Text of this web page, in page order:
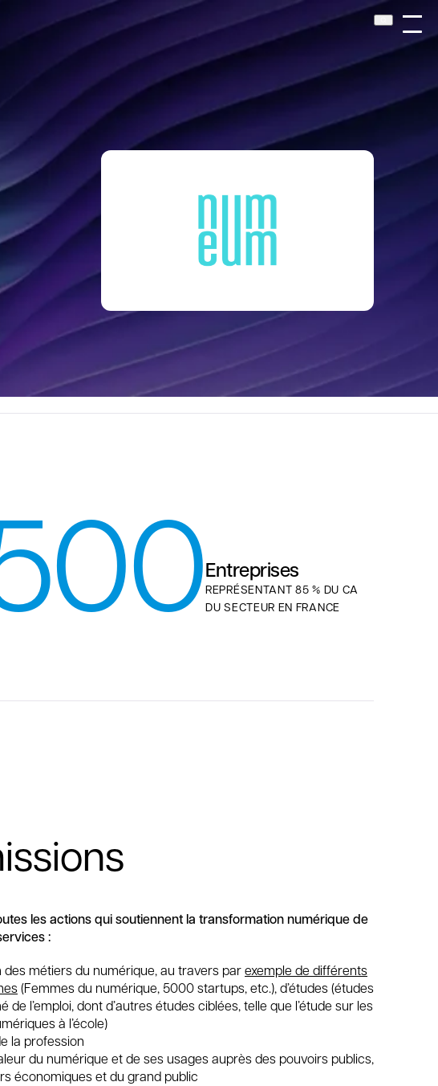
Entreprises
REPRÉSENTANT 85 % DU CA
DU SECTEUR EN FRANCE
les actions qui soutiennent la transformation numérique de
:
des métiers du numérique, au travers parexemple de différents
(Femmes du numérique, 5000 startups, etc.), d’études (études
de l’emploi, dont d’autres études ciblées, telle que l’étude sur les
à l’école)
la profession
du numérique et de ses usages auprès des pouvoirs publics,
économiques et du grand public